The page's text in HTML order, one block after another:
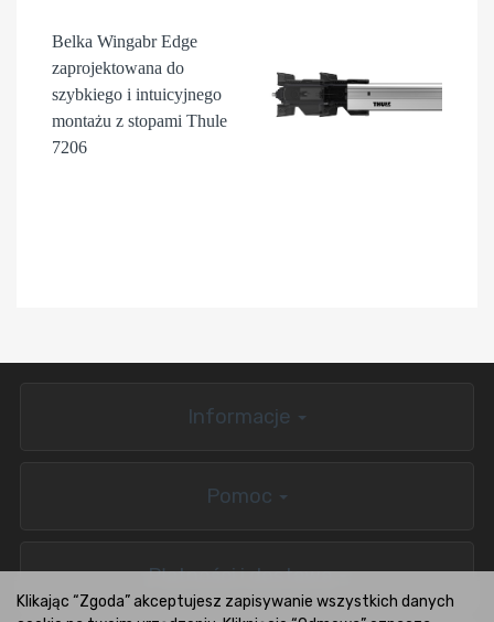
Belka Wingabr Edge
zaprojektowana do
szybkiego i intuicyjnego
montażu z stopami Thule
7206
Informacje
Pomoc
Płatności i dostawa
Klikając “Zgoda” akceptujesz zapisywanie wszystkich danych